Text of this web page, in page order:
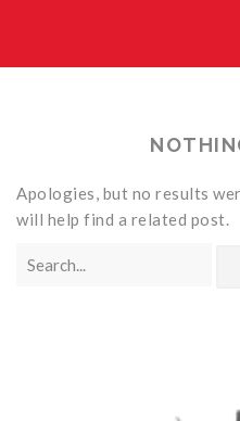
PVC
Porte moderne
Studio Baciocchi
Armored doors
Solid wood doors
Dimming systems
Wooden blinds
Apologies, but no results
will help find a related post.